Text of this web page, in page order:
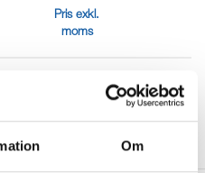
Om
Pris exkl.
moms
på vår hemsida än -